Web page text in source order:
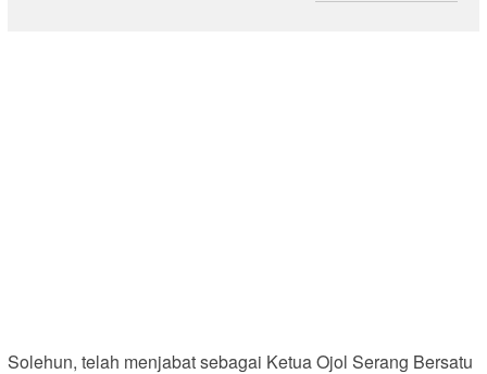
Solehun, telah menjabat sebagai Ketua Ojol Serang Bersatu